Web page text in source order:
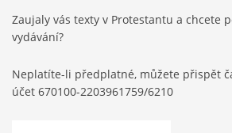
Zaujaly vás texty v Protestantu a chcete
vydávání?
Neplatíte-li předplatné, můžete přispět
účet 670100-2203961759/6210